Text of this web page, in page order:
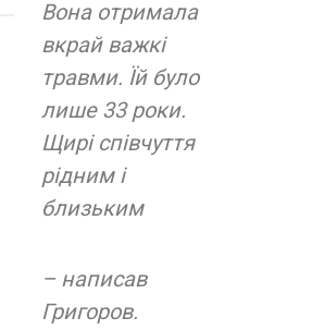
Вона отримала
вкрай важкі
травми. Їй було
лише 33 роки.
Щирі співчуття
рідним і
близьким
– написав
Григоров.